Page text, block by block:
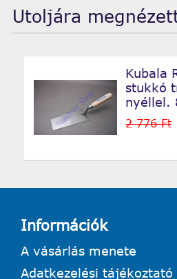
Utoljára
Kubala
stukkó
nyéllel.
2 776 Ft
Információk
A vásárlás menete
Adatkezelési tájékoztató